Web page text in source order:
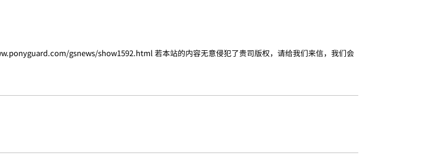
gsnews/show1592.html 若本站的内容无意侵犯了贵司版权，请给我们来信，我们会